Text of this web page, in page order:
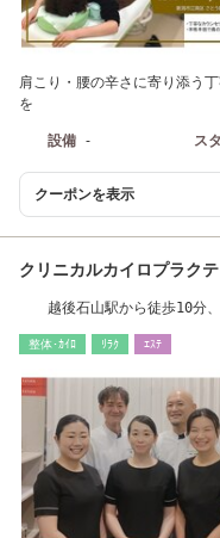
肩こり・腰の辛さに寄り添う
を
設備 - ス
クーポンを表示
クリニカルカイロプラク
越後石山駅から徒歩10分
整体･ｶｲﾛ ﾘﾗｸ ｴｽﾃ